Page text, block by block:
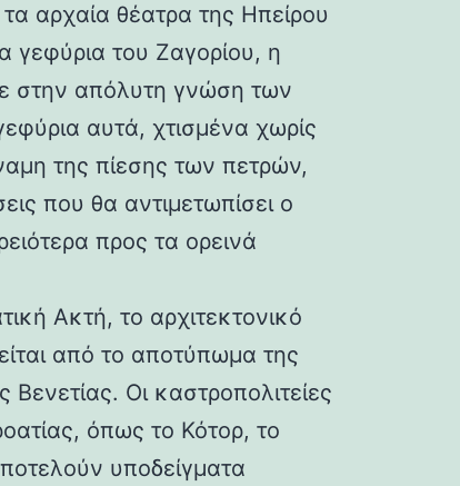
αρχαία θέατρα της Ηπείρου
γεφύρια του Ζαγορίου, η
στην απόλυτη γνώση των
αυτά, χτισμένα χωρίς
της πίεσης των πετρών,
που θα αντιμετωπίσει ο
προς τα ορεινά
Ακτή, το αρχιτεκτονικό
από το αποτύπωμα της
Οι καστροπολιτείες
όπως το Κότορ, το
υποδείγματα